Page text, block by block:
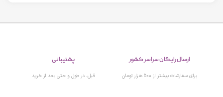
ارسال رایگان سراسر کشور
برای سفارشات بیشتر از 500 هزار تومان
پشتیبانی
قبل، در طول و حتی بعد از خرید